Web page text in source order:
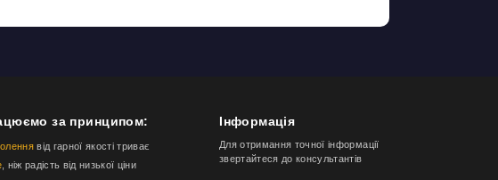
за принципом:
від гарної якості триває
, ніж радість від низької ціни
Інформація
Для отримання точної інформації
звертайтеся до консультантів